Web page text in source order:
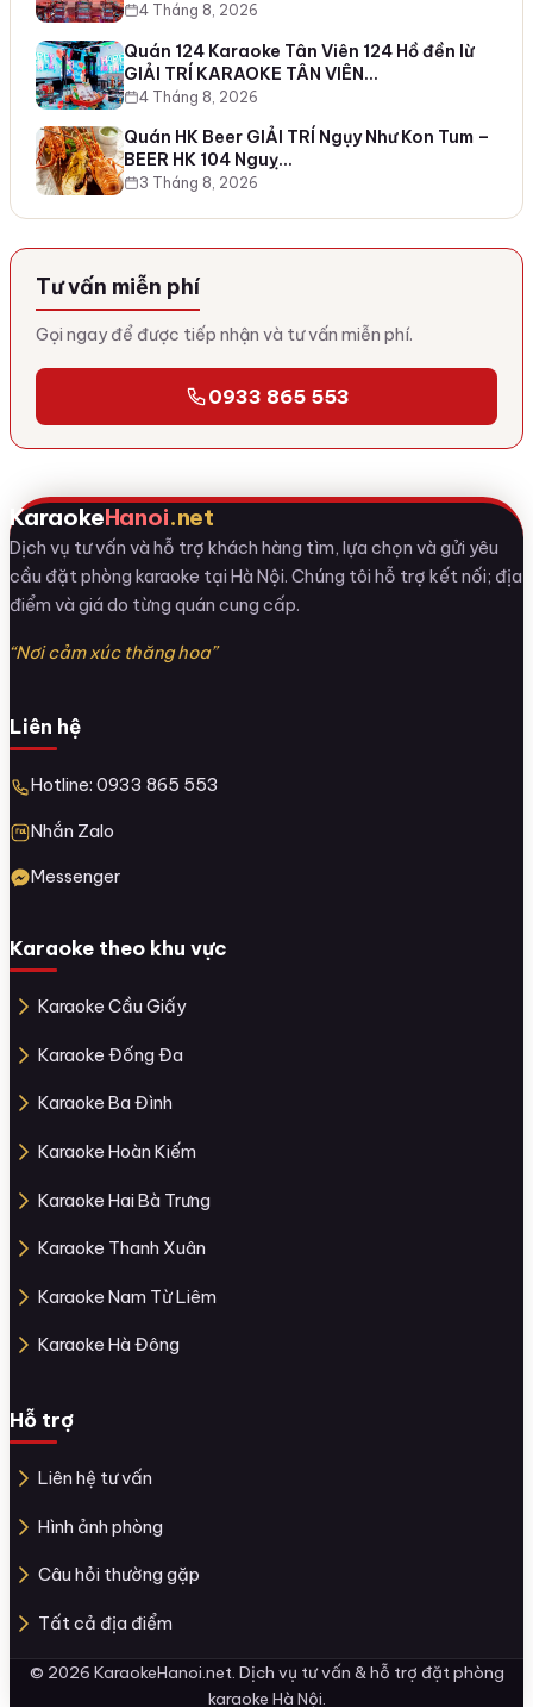
4 Tháng 8, 2026
Quán 124 Karaoke Tân Viên 124 Hồ đền lừ
GIẢI TRÍ KARAOKE TÂN VIÊN…
4 Tháng 8, 2026
Quán HK Beer GIẢI TRÍ Ngụy Như Kon Tum –
BEER HK 104 Nguỵ…
3 Tháng 8, 2026
Tư vấn miễn phí
Gọi ngay để được tiếp nhận và tư vấn miễn phí.
0933 865 553
KaraokeHanoi.net
Dịch vụ tư vấn và hỗ trợ khách hàng tìm, lựa chọn và gửi yêu
cầu đặt phòng karaoke tại Hà Nội. Chúng tôi hỗ trợ kết nối; địa
điểm và giá do từng quán cung cấp.
“Nơi cảm xúc thăng hoa”
Liên hệ
Hotline: 0933 865 553
Nhắn Zalo
Messenger
Karaoke theo khu vực
Karaoke Cầu Giấy
Karaoke Đống Đa
Karaoke Ba Đình
Karaoke Hoàn Kiếm
Karaoke Hai Bà Trưng
Karaoke Thanh Xuân
Karaoke Nam Từ Liêm
Karaoke Hà Đông
Hỗ trợ
Liên hệ tư vấn
Hình ảnh phòng
Câu hỏi thường gặp
Tất cả địa điểm
© 2026 KaraokeHanoi.net. Dịch vụ tư vấn & hỗ trợ đặt phòng
karaoke Hà Nội.